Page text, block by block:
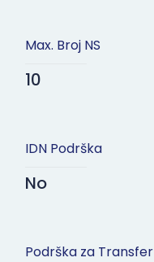
Max. Broj NS
10
IDN Podrška
No
Podrška za Transfer